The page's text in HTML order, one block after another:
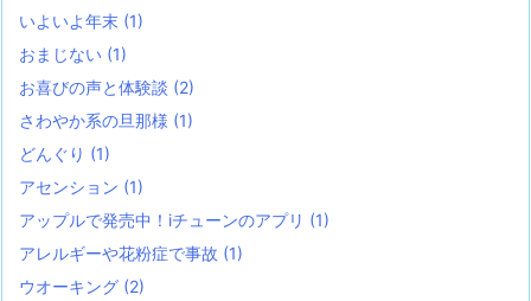
いよいよ年末 (1)
おまじない (1)
お喜びの声と体験談 (2)
さわやか系の旦那様 (1)
どんぐり (1)
アセンション (1)
アップルで発売中！iチューンのアプリ (1)
アレルギーや花粉症で事故 (1)
ウオーキング (2)